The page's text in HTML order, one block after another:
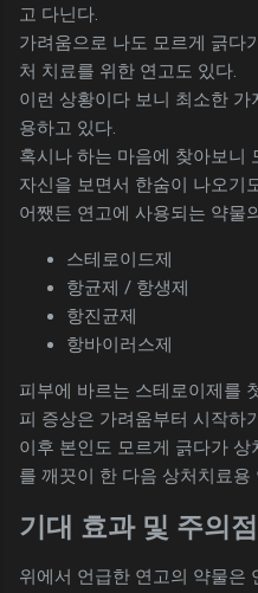
고 다닌다.
가려움으로 나도 모르게 긁다
처 치료를 위한 연고도 있다.
이런 상황이다 보니 최소한
용하고 있다.
혹시나 하는 마음에 찾아보니
자신을 보면서 한숨이 나오기
어쨌든 연고에 사용되는 약물
스테로이드제
항균제 / 항생제
항진균제
항바이러스제
피부에 바르는 스테로이제를
피 증상은 가려움부터 시작하
이후 본인도 모르게 긁다가
를 깨끗이 한 다음 상처치료용
기대 효과 및 주의점
위에서 언급한 연고의 약물은